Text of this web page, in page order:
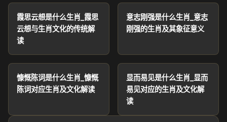
霞思云想是什么生肖_霞思
云想与生肖文化的传统解
读
意志刚强是什么生肖_意志
刚强的生肖及其象征意义
慷慨陈词是什么生肖_慷慨
陈词对应生肖及文化解读
显而易见是什么生肖_显而
易见对应的生肖及文化解
读